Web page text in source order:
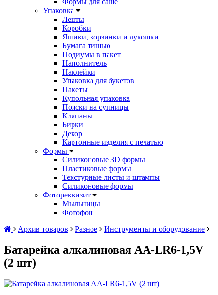
Упаковка
Ленты
Коробки
Ящики, корзинки и лукошки
Бумага тишью
Подиумы в пакет
Наполнитель
Наклейки
Упаковка для букетов
Пакеты
Купольная упаковка
Пояски на супницы
Клапаны
Бирки
Декор
Картонные изделия с печатью
Формы
Силиконовые 3D формы
Пластиковые формы
Текстурные листы и штампы
Силиконовые формы
Фотореквизит
Мыльницы
Фотофон
Архив товаров
Разное Инструменты и оборудование
Батарейка алкалиновая АА-LR6-1,5V
(2 шт)